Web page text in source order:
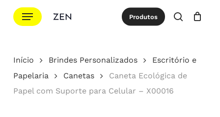
para
principal
Menu Produtos
procurar
Cotação Close
Início Brindes Personalizados
Escritório e
Papelaria
Canetas
Caneta Ecológica de
Papel com Suporte para Celular – X00016